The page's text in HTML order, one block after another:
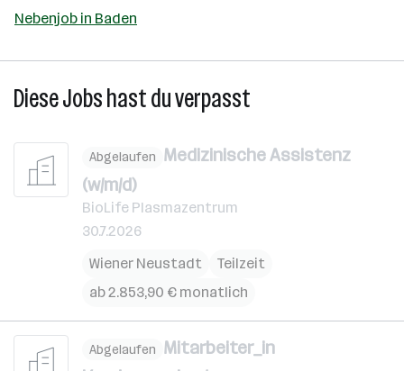
Nebenjob in Baden
Diese Jobs hast du verpasst
Abgelaufen Medizinische Assistenz
(w/m/d)
BioLife Plasmazentrum
30.7.2026
Wiener Neustadt
Teilzeit
ab 2.853,90 € monatlich
Abgelaufen Mitarbeiter_in